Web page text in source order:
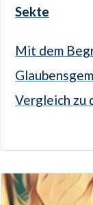
Sekte
Mit dem
Vergleich zu